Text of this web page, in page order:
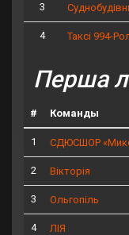
3
4 Таксі 994-
Перша
# Команды
1 СДЮСШОР
2 Вікторія
3 Ольгопіль
4 ЛІЯ